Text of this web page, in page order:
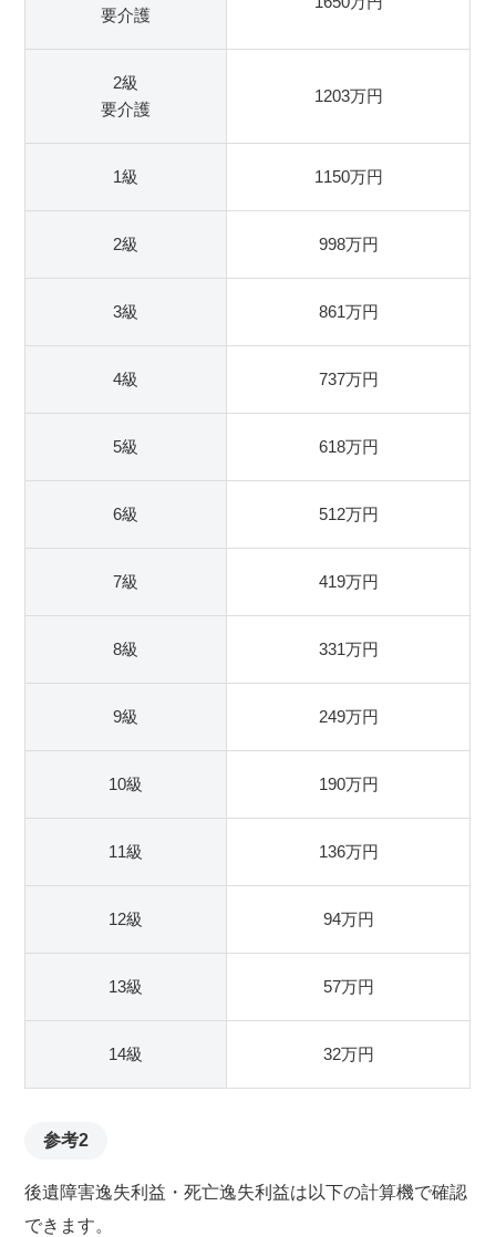
要介護
2級
要介護
1203万円
1級 1150万円
2級 998万円
3級 861万円
4級 737万円
5級 618万円
6級 512万円
7級 419万円
8級 331万円
9級 249万円
10級 190万円
11級 136万円
12級 94万円
13級 57万円
14級 32万円
参考2
後遺障害逸失利益・死亡逸失利益は以下の計算機で確認
できます。